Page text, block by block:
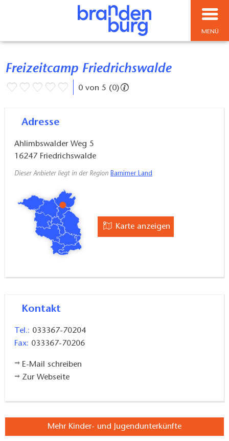
MENÜ
Freizeitcamp Friedrichswalde
0 von 5 (0)
Adresse
Ahlimbswalder Weg 5
16247 Friedrichswalde
Dieser Anbieter liegt in der Region Barnimer Land
Karte anzeigen
Kontakt
Tel.: 033367-70204
Fax: 033367-70206
E-Mail schreiben
Zur Webseite
Mehr Kinder- und Jugendunterkünfte